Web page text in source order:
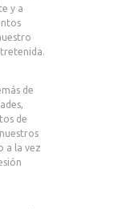
y a
de
de
a la vez